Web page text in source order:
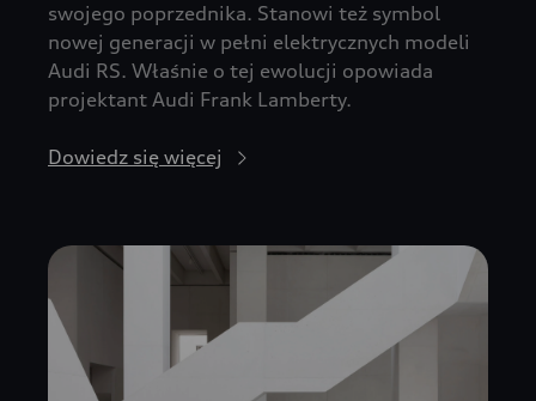
swojego poprzednika. Stanowi też symbol
nowej generacji w pełni elektrycznych modeli
Audi RS. Właśnie o tej ewolucji opowiada
projektant Audi Frank Lamberty.
Dowiedz się więcej